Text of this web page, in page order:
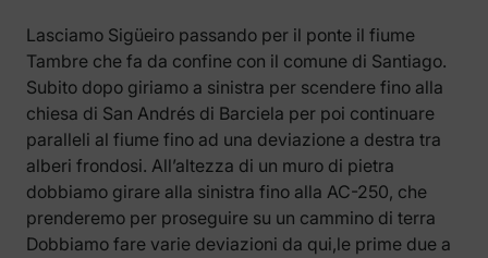
Lasciamo Sigüeiro passando per il ponte il fiume
Tambre che fa da confine con il comune di Santiago.
Subito dopo giriamo a sinistra per scendere fino alla
chiesa di San Andrés di Barciela per poi continuare
paralleli al fiume fino ad una deviazione a destra tra
alberi frondosi. All’altezza di un muro di pietra
dobbiamo girare alla sinistra fino alla AC-250, che
prenderemo per proseguire su un cammino di terra
Dobbiamo fare varie deviazioni da qui,le prime due a